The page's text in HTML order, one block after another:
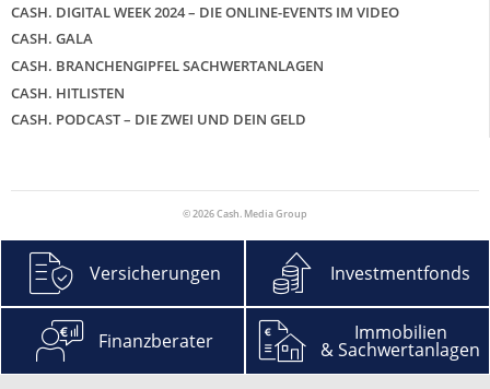
CASH. DIGITAL WEEK 2024 – DIE ONLINE-EVENTS IM VIDEO
CASH. GALA
CASH. BRANCHENGIPFEL SACHWERTANLAGEN
CASH. HITLISTEN
CASH. PODCAST – DIE ZWEI UND DEIN GELD
© 2026 Cash. Media Group
Versicherungen Investmentfonds
Finanzberater Immobilien
& Sachwertanlagen